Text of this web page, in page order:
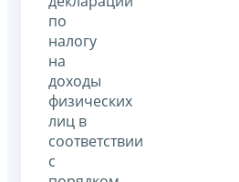
по
налогу
на
доходы
физических
лиц в
соответствии
с